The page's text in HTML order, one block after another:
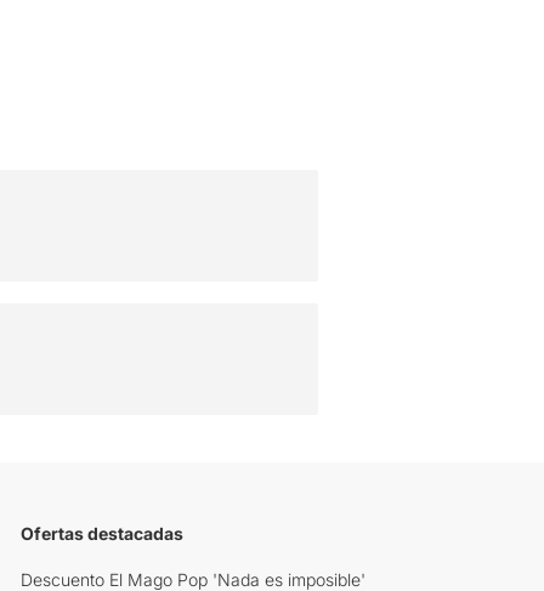
Ofertas destacadas
Descuento El Mago Pop 'Nada es imposible'